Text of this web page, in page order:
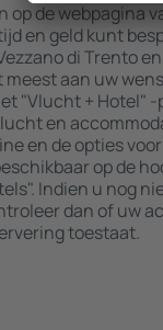
op de webpagina
en geld kunt
di Trento
aan uw
"Vlucht + Hotel"
en
en de opties
op de
Indien u nog
dan of uw
toestaat.